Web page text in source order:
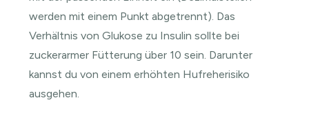
werden mit einem Punkt abgetrennt). Das
Verhältnis von Glukose zu Insulin sollte bei
zuckerarmer Fütterung über 10 sein. Darunter
kannst du von einem erhöhten Hufreherisiko
ausgehen.